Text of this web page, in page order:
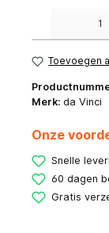
Toevoegen
Merk: da Vinci
Onze
Snelle
60 dagen
Gratis